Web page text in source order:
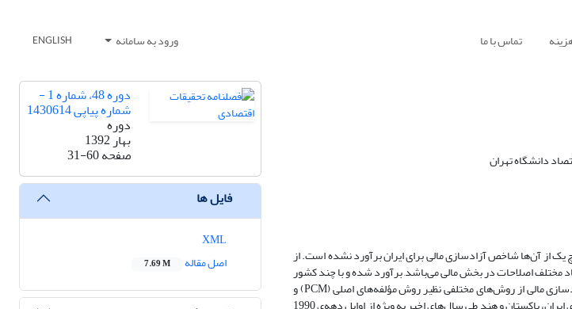
تماس با ما ورود به سامانه ENGLISH
دانشگاه تهران
یک از آن‌ها شاخص آزادسازی مالی برای ایران برآورد نشده ‌است. از
مختلف اصلاحات در بخش مالی می‌باشد, برآورد شده و با چند کشور
نمونه (ترکیه، پاکستان، مالزی و هند) مورد مقایسه قرار گرفته است. به‎منظور به‌دست آوردن شاخص جامع آزادسازی مالی از روش‌های مختلفی نظیر روش مؤلفه‌های اصلی (PCM) و
دوره 48، شماره 1 -
شماره پیاپی 1430614
دوره
بهار 1392
صفحه31-60
فایل ها
اصل مقاله
7.69 M